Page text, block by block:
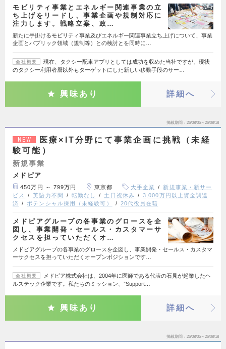
モビリティ事業とエネルギー関連事業の立
ち上げをリードし、事業企画や規制対応に
注力します。戦略立案、政…
新たに手掛けるモビリティ事業及びエネルギー関連事業立ち上げについて、事業
企画とパブリック領域（規制等）との検討とを同時に…
会社概要
現在、タクシー配車アプリとしては成功を収めた当社ですが、現状
のタクシー利用者層以外もターゲットにした新しい移動手段のサー…
興味あり 詳細へ
掲載期間 26/08/05～26/08/18
NEW
医療×IT分野にて事業企画に挑戦（未経
験可能）
新規事業
メドピア
450万円 ～ 799万円 東京都 大手企業
新規事業・新サー
ビス
英語力不問 転勤なし 土日祝休み
3,000万円以上資金調達
済
ポテンシャル採用（未経験可） 20代役員在籍
メドピアグループの各事業のグロースを企
図し、事業開発・セールス・カスタマーサ
クセスを担っていただくオ…
メドピアグループの各事業のグロースを企図し、事業開発・セールス・カスタマ
ーサクセスを担っていただくオープンポジションです…
会社概要
メドピア株式会社は、2004年に医師である代表の石見が起業したヘ
ルステック企業です。私たちのミッション、”Support…
興味あり 詳細へ
掲載期間 26/08/05～26/08/18